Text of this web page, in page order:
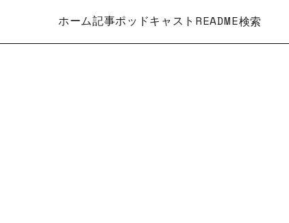
ホーム記事ポッドキャスト README検索